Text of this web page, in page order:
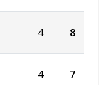
4 8
4 7